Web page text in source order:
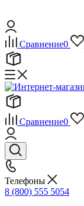
Сравнение0
Сравнение0
Телефоны
8 (800) 555 5054